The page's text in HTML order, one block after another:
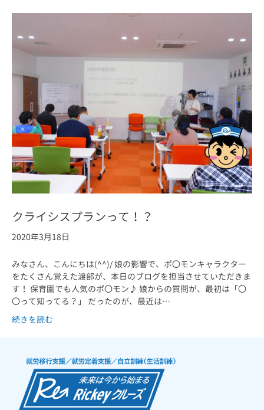
クライシスプランって！？
2020年3月18日
みなさん、こんにちは(^^)/ 娘の影響で、ポ〇モンキャラクター
をたくさん覚えた渡部が、本日のブログを担当させていただきま
す！ 保育園でも人気のポ〇モン♪ 娘からの質問が、最初は「〇
〇って知ってる？」 だったのが、最近は…
続きを読む